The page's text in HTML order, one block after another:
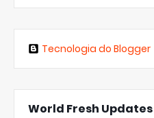
Tecnologia do Blogger
World Fresh Updates